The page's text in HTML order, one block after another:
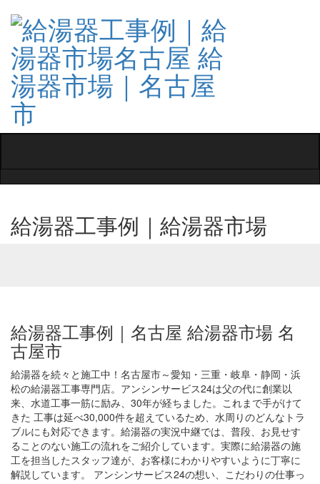
給湯器工事例｜給湯器市場
給湯器工事例｜名古屋 給湯器市場 名
古屋市
給湯器を続々と施工中！名古屋市～愛知・三重・岐阜・静岡・浜
松の給湯器工事専門店。アンシンサービス24は父の代に創業以
来、水道工事一筋に励み、30年が経ちました。これまで手がけて
きた 工事は延べ30,000件を超えているため、水周りのどんなトラ
ブルにも対応できます。給湯器の実況中継では、普段、お見せす
ることのない施工の流れをご紹介しています。実際に給湯器の施
工を担当したスタッフ達が、お客様にわかりやすいように丁寧に
解説しています。 アンシンサービス24の想い、こだわりの仕事っ